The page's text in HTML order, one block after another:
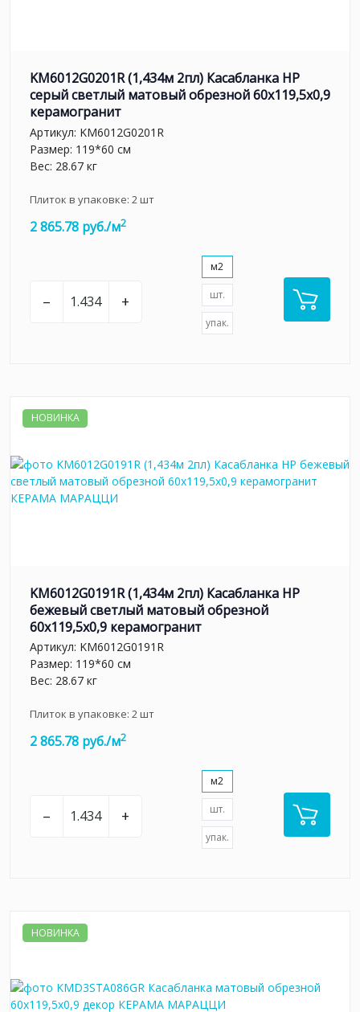
KM6012G0201R (1,434м 2пл) Касабланка HP
серый светлый матовый обрезной 60x119,5x0,9
керамогранит
Артикул: KM6012G0201R
Размер: 119*60 см
Вес: 28.67 кг
Плиток в упаковке: 2шт
2 865.78 руб./м2
– +
м2
шт.
упак.
НОВИНКА
KM6012G0191R (1,434м 2пл) Касабланка HP
бежевый светлый матовый обрезной
60x119,5x0,9 керамогранит
Артикул: KM6012G0191R
Размер: 119*60 см
Вес: 28.67 кг
Плиток в упаковке: 2шт
2 865.78 руб./м2
– +
м2
шт.
упак.
НОВИНКА